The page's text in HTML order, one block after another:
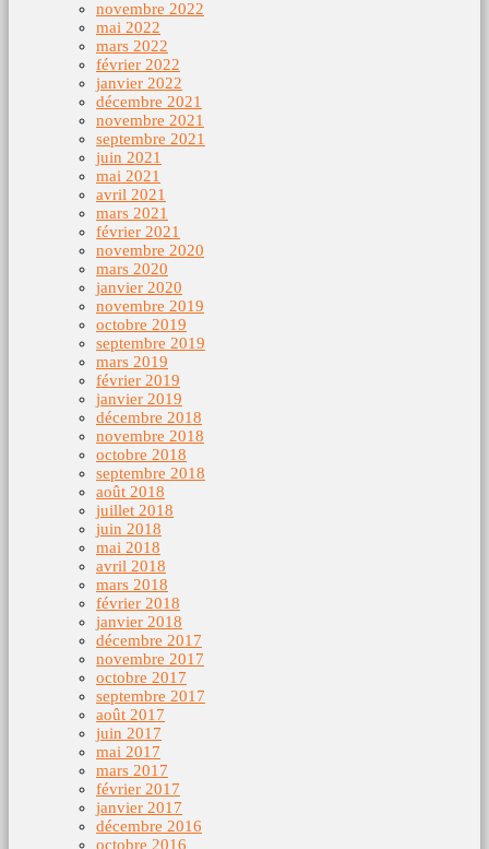
novembre 2022
mai 2022
mars 2022
février 2022
janvier 2022
décembre 2021
novembre 2021
septembre 2021
juin 2021
mai 2021
avril 2021
mars 2021
février 2021
novembre 2020
mars 2020
janvier 2020
novembre 2019
octobre 2019
septembre 2019
mars 2019
février 2019
janvier 2019
décembre 2018
novembre 2018
octobre 2018
septembre 2018
août 2018
juillet 2018
juin 2018
mai 2018
avril 2018
mars 2018
février 2018
janvier 2018
décembre 2017
novembre 2017
octobre 2017
septembre 2017
août 2017
juin 2017
mai 2017
mars 2017
février 2017
janvier 2017
décembre 2016
octobre 2016